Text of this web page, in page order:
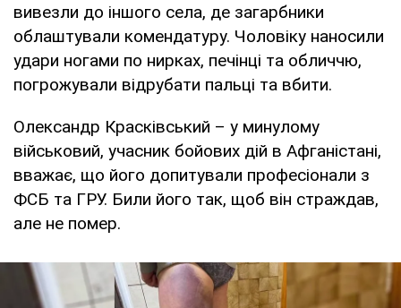
вивезли до іншого села, де загарбники
облаштували комендатуру. Чоловіку наносили
удари ногами по нирках, печінці та обличчю,
погрожували відрубати пальці та вбити.
Олександр Красківський – у минулому
військовий, учасник бойових дій в Афганістані,
вважає, що його допитували професіонали з
ФСБ та ГРУ. Били його так, щоб він страждав,
але не помер.